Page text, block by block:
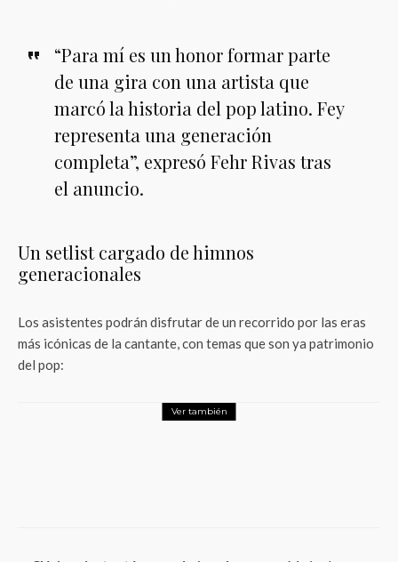
“Para mí es un honor formar parte
de una gira con una artista que
marcó la historia del pop latino. Fey
representa una generación
completa”, expresó Fehr Rivas tras
el anuncio.
Un setlist cargado de himnos
generacionales
Los asistentes podrán disfrutar de un recorrido por las eras
más icónicas de la cantante, con temas que son ya patrimonio
del pop:
Ver también